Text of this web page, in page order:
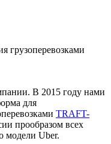
грузоперевозками
В 2015 году нами
для
TRAFT-
прообразом всех
модели Uber.